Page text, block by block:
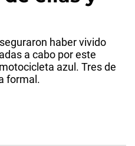
haber vivido
a cabo por este
azul. Tres de
formal.